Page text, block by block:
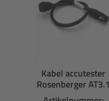
Kabel accutester
Rosenberger AT3.1